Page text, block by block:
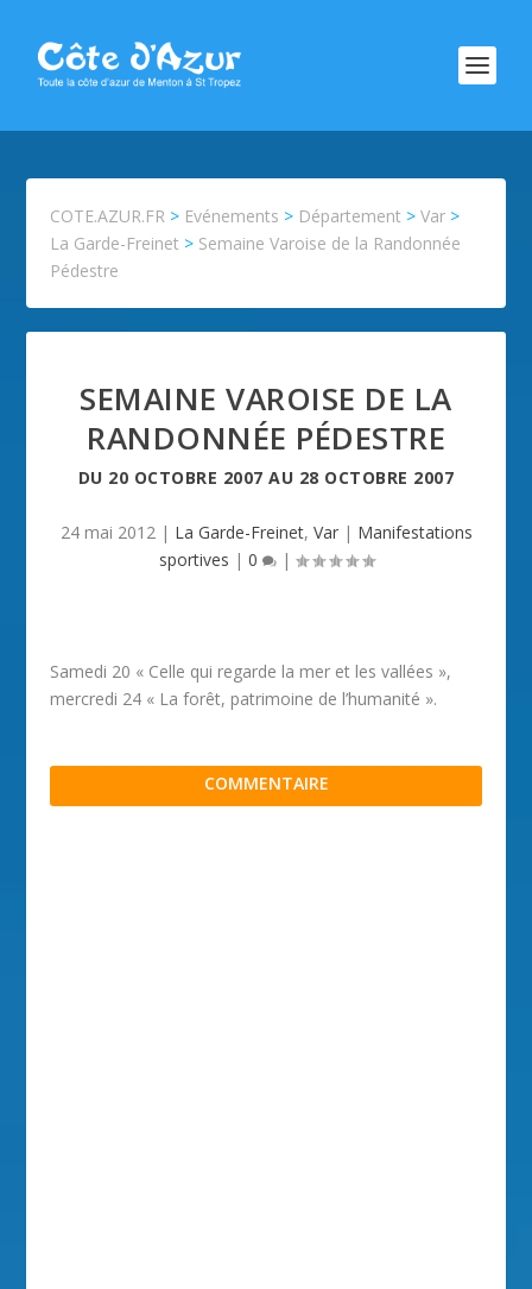
COTE.AZUR.FR > Evénements > Département >Var >
La Garde-Freinet > Semaine Varoise de la Randonnée
Pédestre
SEMAINE VAROISE DE LA
RANDONNÉE PÉDESTRE
DU 20 OCTOBRE 2007 AU 28 OCTOBRE 2007
24 mai 2012| La Garde-Freinet, Var| Manifestations
sportives | 0 |
Samedi 20 « Celle qui regarde la mer et les vallées »,
mercredi 24 « La forêt, patrimoine de l’humanité ».
COMMENTAIRE